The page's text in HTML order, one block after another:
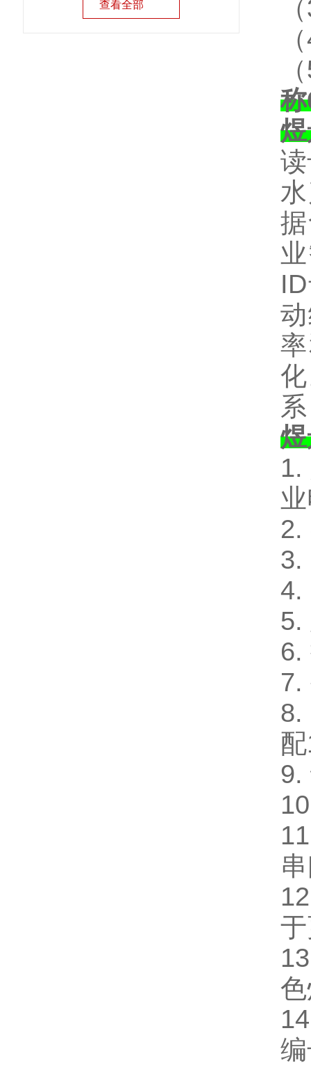
查看全部 （
（
（
系
1.
2.
3.
4.
5.
6.
7.
8.
9.